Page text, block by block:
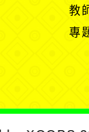
教
專